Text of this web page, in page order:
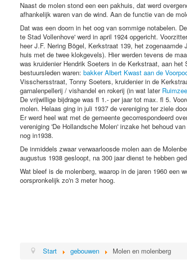
Naast de molen stond een een pakhuis, dat werd
afhankelijk waren van de wind. Aan de functie van de
Dat was een doorn in het oog van sommige notabelen.
te Stad Vollenhove' werd in april 1924 opgericht.
heer J.F. Nering Bögel, Kerkstraat 139, het
huis met de twee klokgevels). Hier werden tevens de
was kruidenier Hendrik Soeters in de Kerkstraat, aan het
bestuursleden waren: bakker Albert Kwast aan de
Visschersstraat, Tonny Soeters, kruidenier in de
garnalenpellerij / vishandel en rokerij (in wat later
De vrijwillige bijdrage was fl 1.- per jaar tot max. fl 5.
molen. Helaas ging in juli 1937 de vereniging ter ziele
Er werd heel wat met de gemeente gecorrespondeerd
vereniging 'De Hollandsche Molen' inzake het behoud
nog in1938.
De inmiddels zwaar verwaarloosde molen aan de
augustus 1938 gesloopt, na 300 jaar dienst te hebben
Wat bleef is de molenberg, waarop in de jaren 1960 een
oorspronkelijk zo'n 3 meter hoog.
Start gebouwen Molen en molenberg